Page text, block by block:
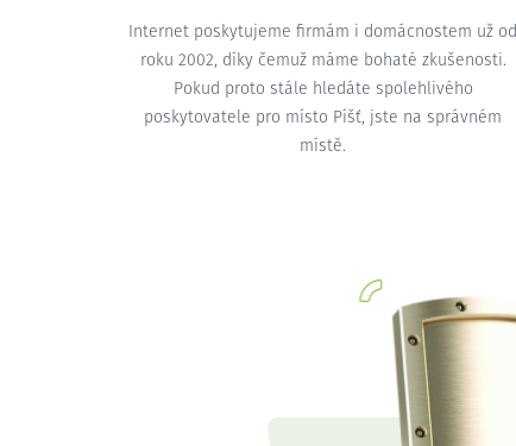
Internet poskytujeme firmám i domácnostem už od
roku 2002, díky čemuž máme bohaté zkušenosti.
Pokud proto stále hledáte spolehlivého
poskytovatele pro místo Píšť, jste na správném
místě.